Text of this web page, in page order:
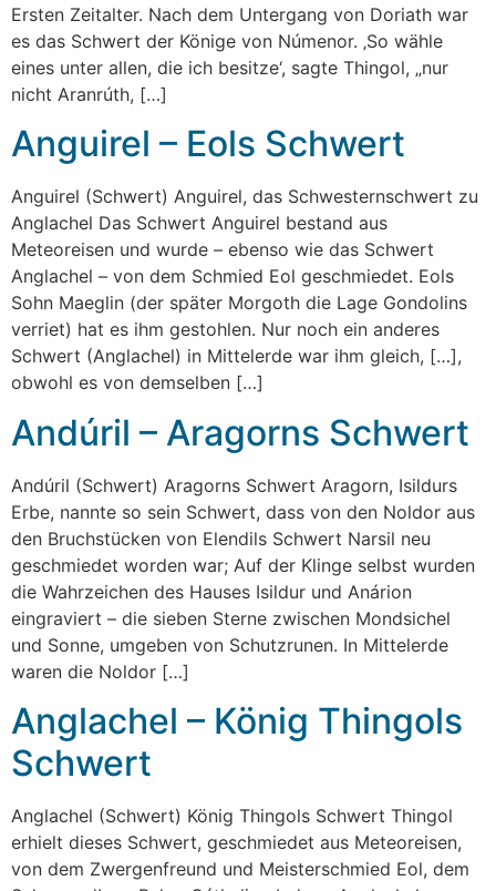
Ersten Zeitalter. Nach dem Untergang von Doriath war
es das Schwert der Könige von Númenor. ‚So wähle
eines unter allen, die ich besitze‘, sagte Thingol, „nur
nicht Aranrúth, […]
Anguirel – Eols Schwert
Anguirel (Schwert) Anguirel, das Schwesternschwert zu
Anglachel​ Das Schwert Anguirel bestand aus
Meteoreisen und wurde – ebenso wie das Schwert
Anglachel – von dem Schmied Eol geschmiedet. Eols
Sohn Maeglin (der später Morgoth die Lage Gondolins
verriet) hat es ihm gestohlen. Nur noch ein anderes
Schwert (Anglachel) in Mittelerde war ihm gleich, […],
obwohl es von demselben […]
Andúril – Aragorns Schwert
Andúril (Schwert) Aragorns Schwert Aragorn, Isildurs
Erbe, nannte so sein Schwert, dass von den Noldor aus
den Bruchstücken von Elendils Schwert Narsil neu
geschmiedet worden war; Auf der Klinge selbst wurden
die Wahrzeichen des Hauses Isildur und Anárion
eingraviert – die sieben Sterne zwischen Mondsichel
und Sonne, umgeben von Schutzrunen. In Mittelerde
waren die Noldor […]
Anglachel – König Thingols
Schwert
Anglachel (Schwert) König Thingols Schwert Thingol
erhielt dieses Schwert, geschmiedet aus Meteoreisen,
von dem Zwergenfreund und Meisterschmied Eol, dem